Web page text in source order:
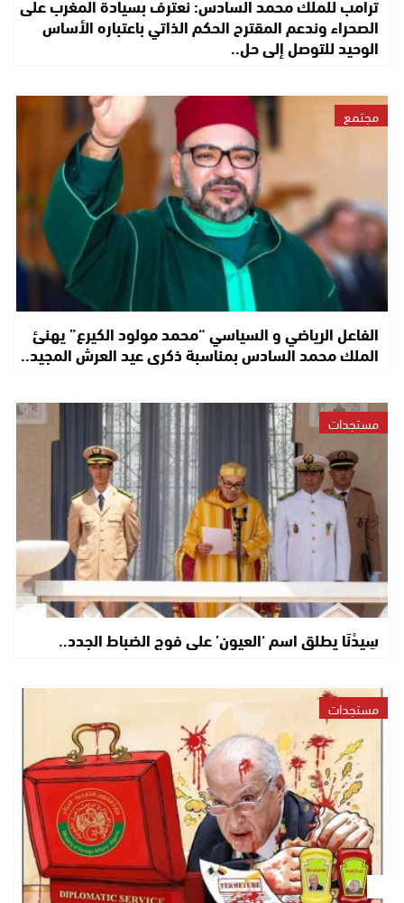
الصحراء وندعم المقترح الحكم الذاتي باعتباره الأساس
الوحيد للتوصل إلى حل..
مجتمع
الفاعل الرياضي و السياسي “محمد مولود الكيرع” يهنئ
الملك محمد السادس بمناسبة ذكرى عيد العرش المجيد..
مستجدات
سِيدْنَا يطلق اسم ‘العيون’ على فوج الضباط الجدد..
مستجدات